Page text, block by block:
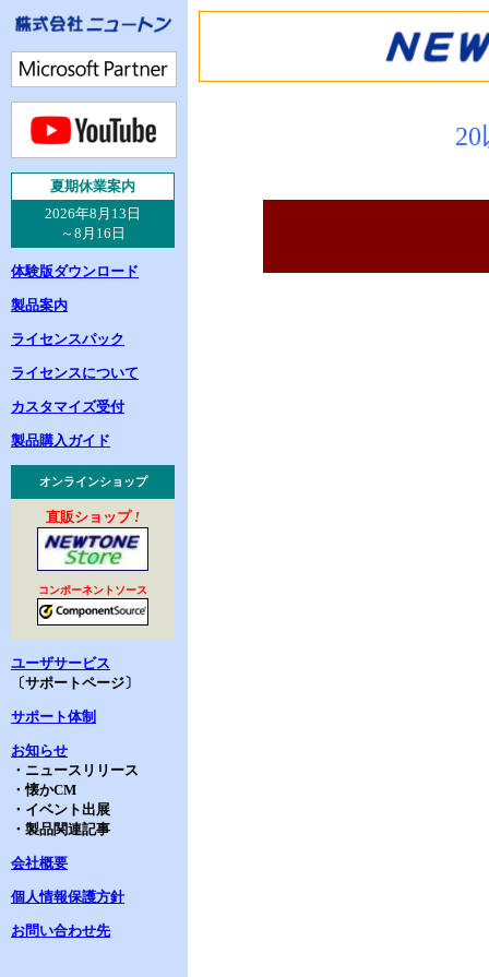
夏期休業案内
2026年8月13日
～8月16日
体験版ダウンロード
製品案内
ライセンスパック
ライセンスについて
カスタマイズ受付
製品購入ガイド
オンラインショップ
直販ショップ!
コンポーネントソース
ユーザサービス
〔サポートページ〕
サポート体制
お知らせ
・ニュースリリース
・懐かCM
・イベント出展
・製品関連記事
会社概要
個人情報保護方針
お問い合わせ先